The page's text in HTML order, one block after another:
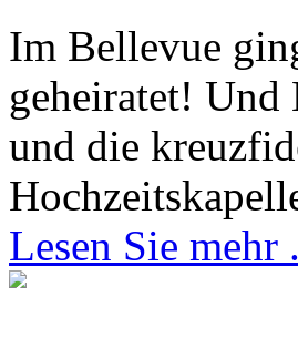
Im Bellevue
geheiratet! Und
und die
Lesen Sie mehr